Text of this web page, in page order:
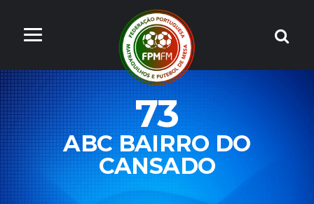
73
ABC BAIRRO DO
CANSADO